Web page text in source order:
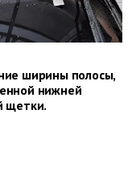
ширины полосы,
­нижней
щетки.